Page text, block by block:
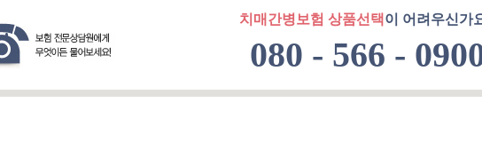
치매간병보험 상품선택 이 어려우신가
080 - 566 -